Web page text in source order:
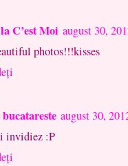
C’est Moi august 30,
photos!!!kisses
august 30,
invidiez :P